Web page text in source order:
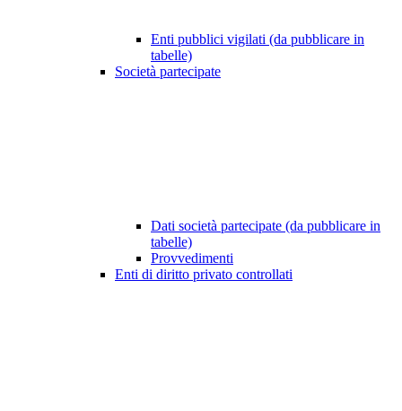
Enti pubblici vigilati (da pubblicare in
tabelle)
Società partecipate
Dati società partecipate (da pubblicare in
tabelle)
Provvedimenti
Enti di diritto privato controllati